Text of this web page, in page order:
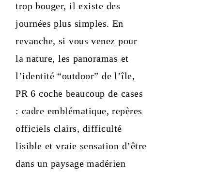
trop bouger, il existe des
journées plus simples. En
revanche, si vous venez pour
la nature, les panoramas et
l’identité “outdoor” de l’île,
PR 6 coche beaucoup de cases
: cadre emblématique, repères
officiels clairs, difficulté
lisible et vraie sensation d’être
dans un paysage madérien